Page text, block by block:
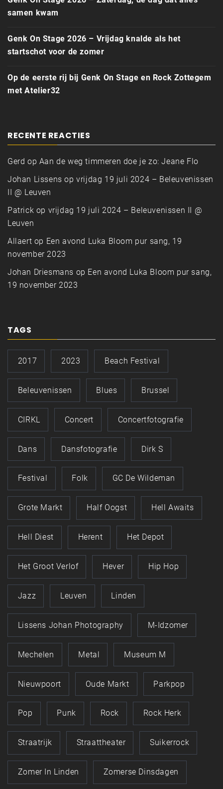
samen kwam
Genk On Stage 2026 – Vrijdag knalde als het
startschot voor de zomer
Op de eerste rij bij Genk On Stage en Rock Zottegem
met Atelier32
RECENTE REACTIES
Gerd op Aan de weg timmeren doe je zo: Jeane Flo
Johan Lissens opvrijdag 19 juli 2024 – Beleuvenissen
II @ Leuven
Patrick op vrijdag 19 juli 2024 – Beleuvenissen II @
Leuven
Allaert op Een avond Luka Bloom pur sang, 19
november 2023
Johan Driesmans op Een avond Luka Bloom pur sang,
19 november 2023
TAGS
2017 2023 Beach Festival
Beleuvenissen Blues Brussel
CIRKL Concert Concertfotografie
Dans Dansfotografie Dirk S
Festival Folk GC De Wildeman
Grote Markt Half Oogst Hell Awaits
Hell Diest Herent Het Depot
Het Groot Verlof Hever Hip Hop
Jazz Leuven Linden
Lissens Johan Photography M-Idzomer
Mechelen Metal Museum M
Nieuwpoort Oude Markt Parkpop
Pop Punk Rock Rock Herk
Straatrijk Straattheater Suikerrock
Zomer In Linden Zomerse Dinsdagen